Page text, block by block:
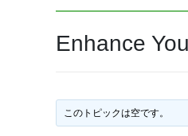
Enhance
このトピックは空です。